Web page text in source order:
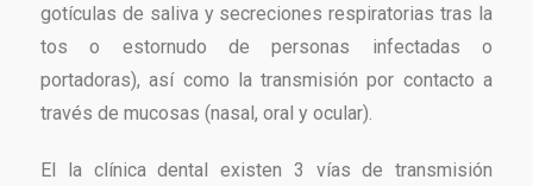
gotículas de saliva y secreciones respiratorias tras la
tos o estornudo de personas infectadas o
portadoras), así como la transmisión por contacto a
través de mucosas (nasal, oral y ocular).
El la clínica dental existen 3 vías de transmisión